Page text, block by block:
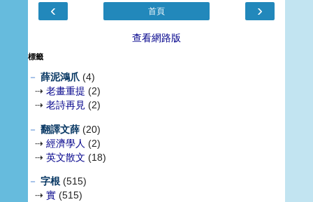
‹ ›
首頁
查看網路版
標籤
－ 薛泥鴻爪 (4)
⇢ 老畫重提 (2)
⇢ 老詩再見 (2)
－ 翻譯文薛 (20)
⇢ 經濟學人 (2)
⇢ 英文散文 (18)
－ 字根 (515)
⇢ 實 (515)